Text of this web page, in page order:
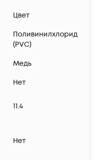
Цвет
Поливинилхлорид
(PVC)
Медь
Нет
11.4
Нет